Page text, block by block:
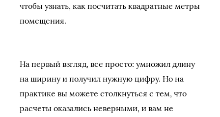
чтобы узнать, как посчитать квадратные метры
помещения.
На первый взгляд, все просто: умножил длину
на ширину и получил нужную цифру. Но на
практике вы можете столкнуться с тем, что
расчеты оказались неверными, и вам не